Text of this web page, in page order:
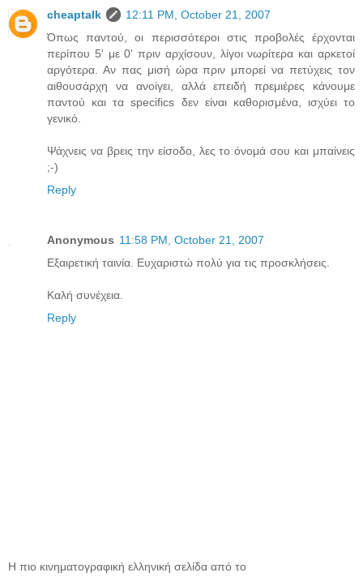
cheaptalk
12:11 PM, October 21, 2007
Όπως παντού, οι περισσότεροι στις προβολές έρχονται
περίπου 5' με 0' πριν αρχίσουν, λίγοι νωρίτερα και αρκετοί
αργότερα. Αν πας μισή ώρα πριν μπορεί να πετύχεις τον
αιθουσάρχη να ανοίγει, αλλά επειδή πρεμιέρες κάνουμε
παντού και τα specifics δεν είναι καθορισμένα, ισχύει το
γενικό.
Ψάχνεις να βρεις την είσοδο, λες το όνομά σου και μπαίνεις
;-)
Reply
Anonymous 11:58 PM, October 21, 2007
Εξαιρετική ταινία. Ευχαριστώ πολύ για τις προσκλήσεις.
Καλή συνέχεια.
Reply
Η πιο κινηματογραφική ελληνική σελίδα από το